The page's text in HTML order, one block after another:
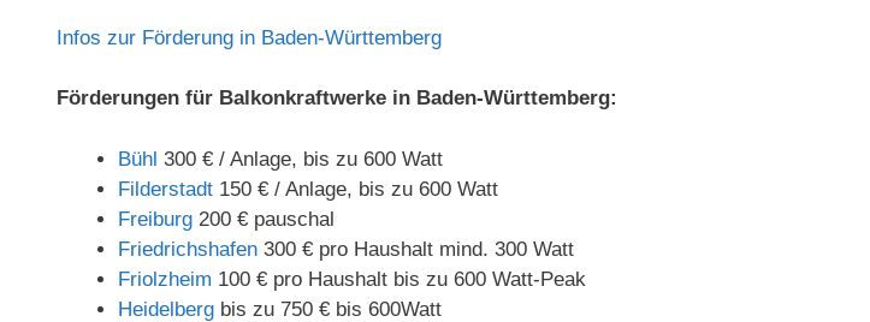
Infos zur Förderung in Baden-Württemberg
Förderungen für Balkonkraftwerke in Baden-Württemberg:
Bühl 300 € / Anlage, bis zu 600 Watt
Filderstadt 150 € / Anlage, bis zu 600 Watt
Freiburg 200 € pauschal
Friedrichshafen 300 € pro Haushalt mind. 300 Watt
Friolzheim 100 € pro Haushalt bis zu 600 Watt-Peak
Heidelberg bis zu 750 € bis 600Watt